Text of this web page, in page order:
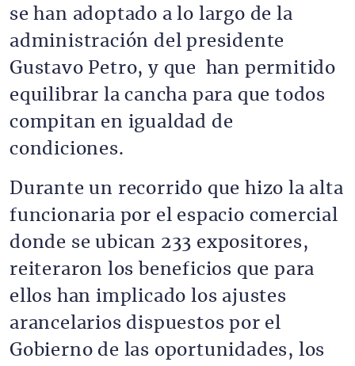
se han adoptado a lo largo de la
administración del presidente
Gustavo Petro, y que han permitido
equilibrar la cancha para que todos
compitan en igualdad de
condiciones.
Durante un recorrido que hizo la alta
funcionaria por el espacio comercial
donde se ubican 233 expositores,
reiteraron los beneficios que para
ellos han implicado los ajustes
arancelarios dispuestos por el
Gobierno de las oportunidades, los